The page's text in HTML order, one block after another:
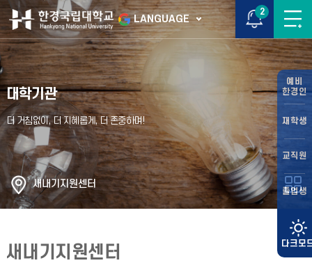
LANGUAGE
2
예비
한경인
재학생
교직원
졸업생
대학기관
새내기지원센터
새내기지원센터